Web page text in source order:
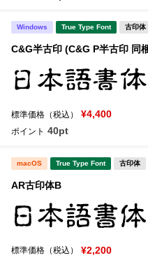
Windows True Type Font 古印体
C&G半古印 (C&G P半古印 同
標準価格（税込） ¥4,400
ポイント 40pt
macOS True Type Font 古印体
AR古印体B
標準価格（税込） ¥2,200